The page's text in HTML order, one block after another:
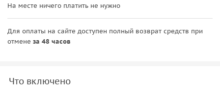
На месте ничего платить не нужно
Для оплаты на сайте доступен полный возврат средств при
отмене за 48 часов
Что включено